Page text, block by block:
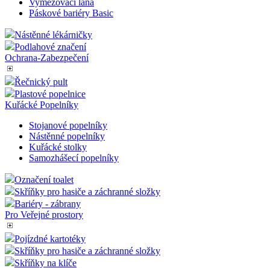
Výstražné ochranné profily
Bezpečnostní tabulky
Speciální pásky
Vymezovací systém
Vymezovací lana
Páskové bariéry Basic
Podlahové značení
Ochrana-Zabezpečení
Řečnický pult
Plastové popelnice
Kuřácké Popelníky
Stojanové popelníky
Nástěnné popelníky
Samozhášecí popelníky
Označení toalet